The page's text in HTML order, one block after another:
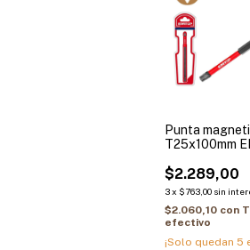
Punta
T25x100mm
$2.289,00
3x $763,00 sin
$2.060,10 con
efectivo
¡Solo quedan5